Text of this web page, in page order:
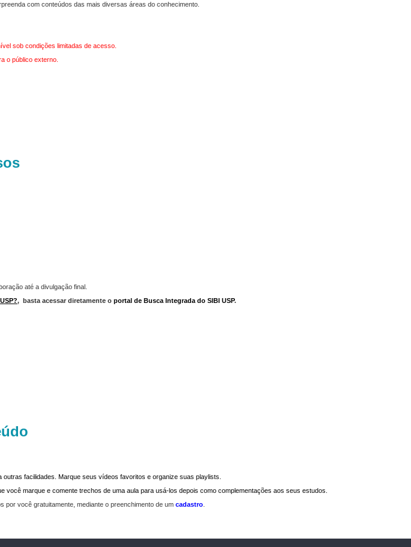
com conteúdos das mais diversas áreas do conhecimento.
sob condições limitadas de acesso.
o público externo.
até a divulgação final.
, basta acessar diretamente o portal de Busca Integrada do SIBI USP.
facilidades. Marque seus vídeos favoritos e organize suas playlists.
marque e comente trechos de uma aula para usá-los depois como complementações aos seus estudos.
por você gratuitamente, mediante o preenchimento de um cadastro